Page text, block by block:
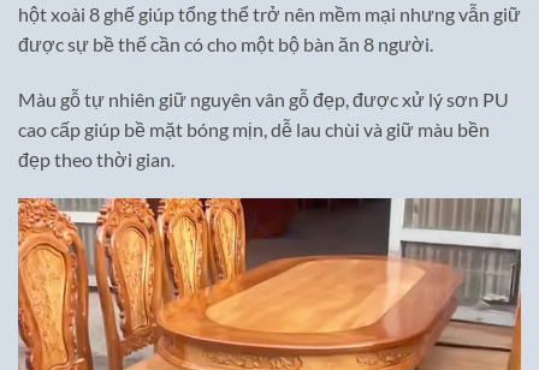
hột xoài 8 ghế giúp tổng thể trở nên mềm mại nhưng vẫn giữ
được sự bề thế cần có cho một bộ bàn ăn 8 người.
Màu gỗ tự nhiên giữ nguyên vân gỗ đẹp, được xử lý sơn PU
cao cấp giúp bề mặt bóng mịn, dễ lau chùi và giữ màu bền
đẹp theo thời gian.